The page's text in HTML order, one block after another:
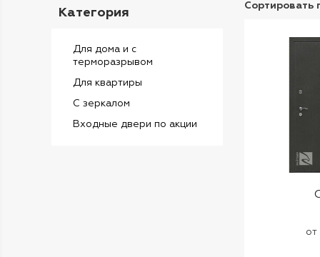
Категория
Для дома и с
терморазрывом
Для квартиры
С зеркалом
Входные двери по акции
Сортировать
от